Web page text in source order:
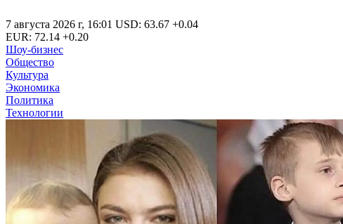
7 августа 2026 г, 16:01 USD: 63.67 +0.04
EUR: 72.14 +0.20
Шоу-бизнес
Общество
Культура
Экономика
Политика
Технологии